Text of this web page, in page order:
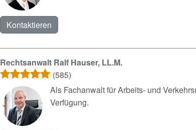
Kontaktieren
Rechtsanwalt Ralf Hauser, LL.M.
(585)
Als Fachanwalt für Arbeits- und
Verfügung.